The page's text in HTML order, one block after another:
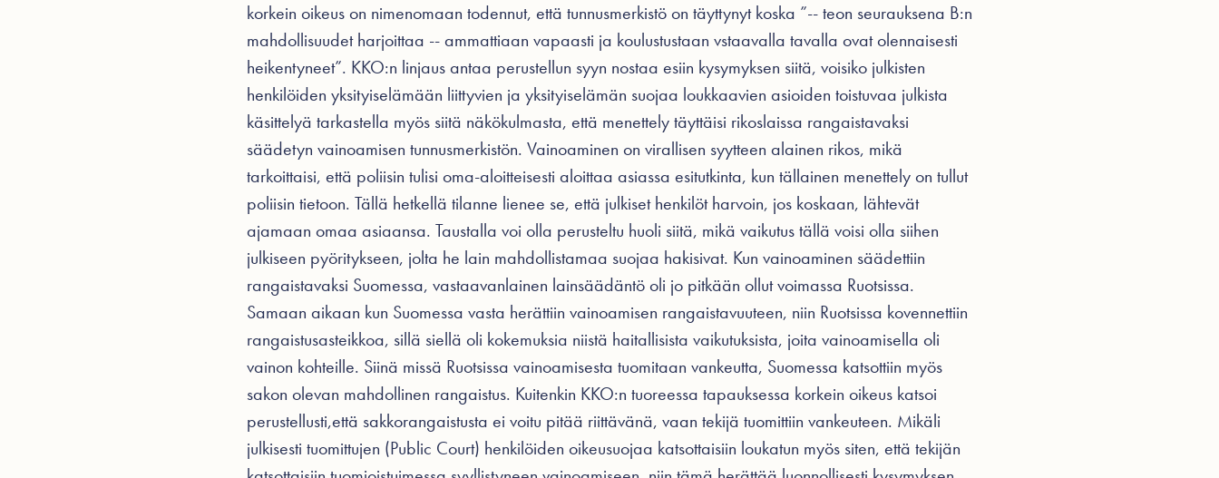
korkein oikeus on nimenomaan todennut, että tunnusmerkistö on täyttynyt koska ”-- teon seurauksena B:n
mahdollisuudet harjoittaa -- ammattiaan vapaasti ja koulustustaan vstaavalla tavalla ovat olennaisesti
heikentyneet”. KKO:n linjaus antaa perustellun syyn nostaa esiin kysymyksen siitä, voisiko julkisten
henkilöiden yksityiselämään liittyvien ja yksityiselämän suojaa loukkaavien asioiden toistuvaa julkista
käsittelyä tarkastella myös siitä näkökulmasta, että menettely täyttäisi rikoslaissa rangaistavaksi
säädetyn vainoamisen tunnusmerkistön. Vainoaminen on virallisen syytteen alainen rikos, mikä
tarkoittaisi, että poliisin tulisi oma-aloitteisesti aloittaa asiassa esitutkinta, kun tällainen menettely on tullut
poliisin tietoon. Tällä hetkellä tilanne lienee se, että julkiset henkilöt harvoin, jos koskaan, lähtevät
ajamaan omaa asiaansa. Taustalla voi olla perusteltu huoli siitä, mikä vaikutus tällä voisi olla siihen
julkiseen pyöritykseen, jolta he lain mahdollistamaa suojaa hakisivat. Kun vainoaminen säädettiin
rangaistavaksi Suomessa, vastaavanlainen lainsäädäntö oli jo pitkään ollut voimassa Ruotsissa.
Samaan aikaan kun Suomessa vasta herättiin vainoamisen rangaistavuuteen, niin Ruotsissa kovennettiin
rangaistusasteikkoa, sillä siellä oli kokemuksia niistä haitallisista vaikutuksista, joita vainoamisella oli
vainon kohteille. Siinä missä Ruotsissa vainoamisesta tuomitaan vankeutta, Suomessa katsottiin myös
sakon olevan mahdollinen rangaistus. Kuitenkin KKO:n tuoreessa tapauksessa korkein oikeus katsoi
perustellusti,että sakkorangaistusta ei voitu pitää riittävänä, vaan tekijä tuomittiin vankeuteen. Mikäli
julkisesti tuomittujen (Public Court) henkilöiden oikeusuojaa katsottaisiin loukatun myös siten, että tekijän